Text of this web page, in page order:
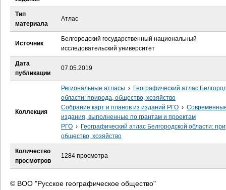
с
ь
Тип
материала
Атлас
Источник
Белгородский государственный национальный
исследовательский университет
Дата
публикации
07.05.2019
Коллекция
Региональные атласы › Географический атлас
области: природа, общество, хозяйство
Собрание карт и планов из изданий РГО ›
издания, выполненные по грантам и проектам
РГО › Географический атлас Белгородской области:
общество, хозяйство
Количество
просмотров
1284 просмотра
© ВОО "Русское географическое общество"